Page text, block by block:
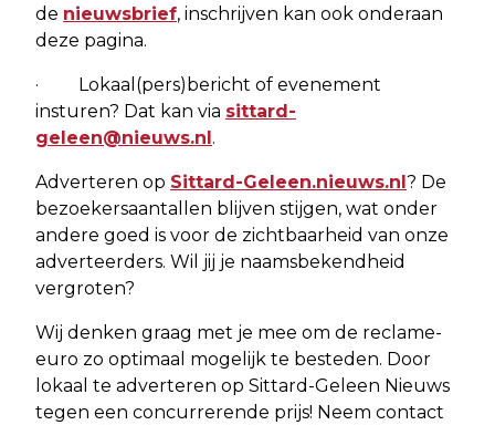
de nieuwsbrief, inschrijven kan ook onderaan
deze pagina.
· Lokaal(pers)bericht of evenement
insturen? Dat kan via sittard-
geleen@nieuws.nl .
Adverteren op Sittard-Geleen.nieuws.nl ? De
bezoekersaantallen blijven stijgen, wat onder
andere goed is voor de zichtbaarheid van onze
adverteerders. Wil jij je naamsbekendheid
vergroten?
Wij denken graag met je mee om de reclame-
euro zo optimaal mogelijk te besteden. Door
lokaal te adverteren op Sittard-Geleen Nieuws
tegen een concurrerende prijs! Neem contact